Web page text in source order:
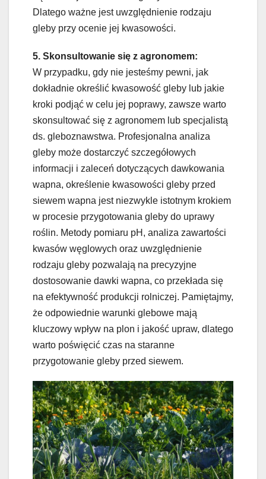
Dlatego ważne jest uwzględnienie rodzaju
gleby przy ocenie jej kwasowości.
5. Skonsultowanie się z agronomem:
W przypadku, gdy nie jesteśmy pewni, jak
dokładnie określić kwasowość gleby lub jakie
kroki podjąć w celu jej poprawy, zawsze warto
skonsultować się z agronomem lub specjalistą
ds. gleboznawstwa. Profesjonalna analiza
gleby może dostarczyć szczegółowych
informacji i zaleceń dotyczących dawkowania
wapna, określenie kwasowości gleby przed
siewem wapna jest niezwykle istotnym krokiem
w procesie przygotowania gleby do uprawy
roślin. Metody pomiaru pH, analiza zawartości
kwasów węglowych oraz uwzględnienie
rodzaju gleby pozwalają na precyzyjne
dostosowanie dawki wapna, co przekłada się
na efektywność produkcji rolniczej. Pamiętajmy,
że odpowiednie warunki glebowe mają
kluczowy wpływ na plon i jakość upraw, dlatego
warto poświęcić czas na staranne
przygotowanie gleby przed siewem.